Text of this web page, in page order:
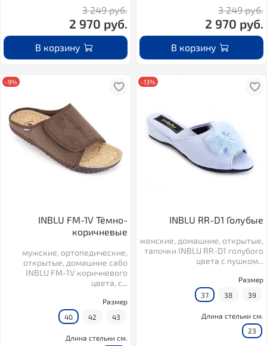
3 249 руб.
2 970 руб.
В корзину
3 249 руб.
2 970 руб.
В корзину
-9%
INBLU FM-1V Тёмно-
коричневые
мужские, ортопедические,
открытые, домашние сабо
INBLU FM-1V коричневого
цвета, с...
Размер
40
42 43
Длина стельки см.
-13%
INBLU RR-D1 Голубые
женские, домашние, открытые,
тапочки INBLU RR-D1 голубого
цвета с пушком...
Размер
37
38 39
Длина стельки см.
23